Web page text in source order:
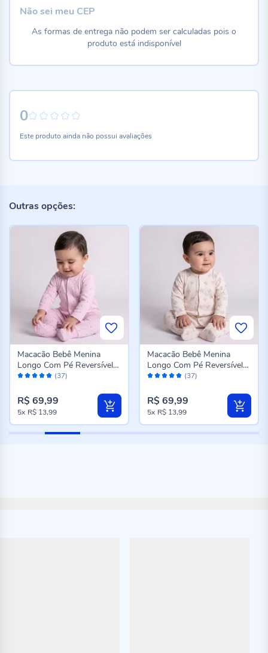
0
Este produto ainda não possui avaliações
Não sei meu CEP
As formas de entrega não podem ser calculadas pois o
produto está indisponível
Outras opções:
Avaliação: (37)
Macacão Bebê Menina
Longo Com Pé Reversível
Yoyo Baby Coracoes
R$ 69,99
5x R$ 13,99
Avaliação: (37)
Macacão Bebê Menina
Longo Com Pé Reversível
Yoyo Baby Laco
R$ 69,99
5x R$ 13,99